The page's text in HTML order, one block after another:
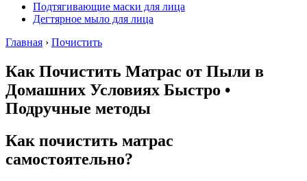
Подтягивающие маски для лица
Дегтярное мыло для лица
Главная › Почистить
Как Почистить Матрас от Пыли в
Домашних Условиях Быстро •
Подручные методы
Как почистить матрас
самостоятельно?